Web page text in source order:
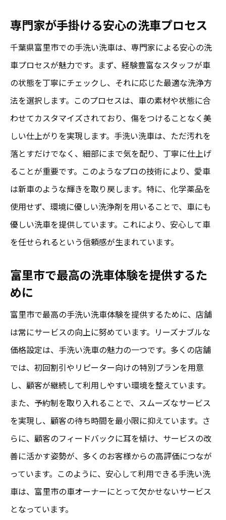
専門家が手掛ける安心の洗車プロセス
千葉県富里市での手洗い洗車は、専門家による安心の洗
車プロセスが魅力です。まず、経験豊富なスタッフが車
の状態を丁寧にチェックし、それに応じた最適な洗浄方
法を選択します。このプロセスは、車の素材や状態に合
わせてカスタマイズされており、傷をつけることなく美
しい仕上がりを実現します。手洗い洗車は、ただ汚れを
落とすだけでなく、細部にまで気を配り、丁寧に仕上げ
ることが重要です。このようなプロの技術により、愛車
は新車のような輝きを取り戻します。特に、化学薬品を
使用せず、環境に優しい洗浄剤を用いることで、車にも
優しい洗車を提供しています。これにより、安心して車
を任せられるという信頼感が生まれています。
富里市で最高の洗車体験を提供するた
めに
富里市で最高の手洗い洗車体験を提供するために、店舗
は常にサービスの向上に努めています。リーズナブルな
価格設定は、手洗い洗車の魅力の一つです。多くの店舗
では、初回割引やリピーター向けの特別プランを用意
し、顧客が継続して利用しやすい環境を整えています。
また、予約制を取り入れることで、スムーズなサービス
を実現し、顧客の待ち時間を最小限に抑えています。さ
らに、顧客のフィードバックに耳を傾け、サービスの改
善に活かす姿勢が、多くのお客様からの高評価につなが
っています。このように、安心して利用できる手洗い洗
車は、富里市の車オーナーにとって欠かせないサービス
となっています。